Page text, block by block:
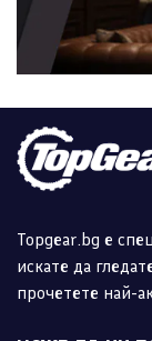
Topgear.bg е
искате да
прочетете най-